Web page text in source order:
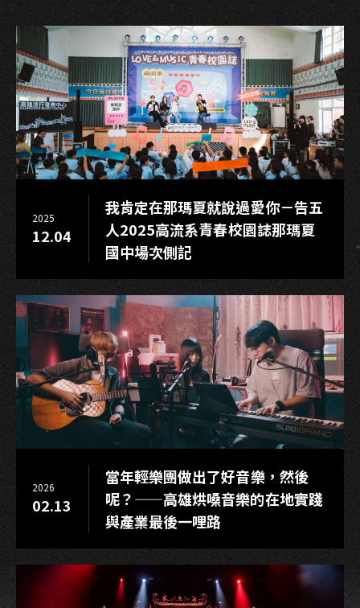
佳
瑩
〈我
在
聽〉
演
唱
會
2025
12.04
我肯定在那瑪夏就說過愛你－告五
人2025高流系青春校園誌那瑪夏
國中場次側記
2026
02.13
當年輕樂團做出了好音樂，然後
呢？——高雄烘嗓音樂的在地實踐
與產業最後一哩路